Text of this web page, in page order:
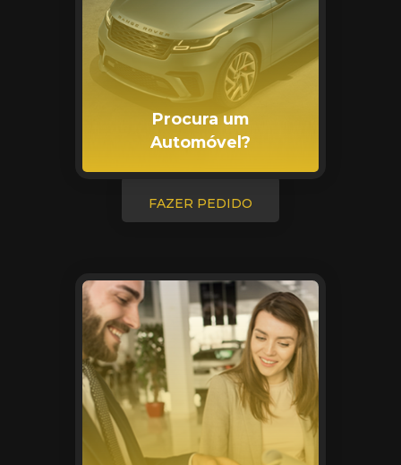
Procura um
Automóvel?
FAZER PEDIDO